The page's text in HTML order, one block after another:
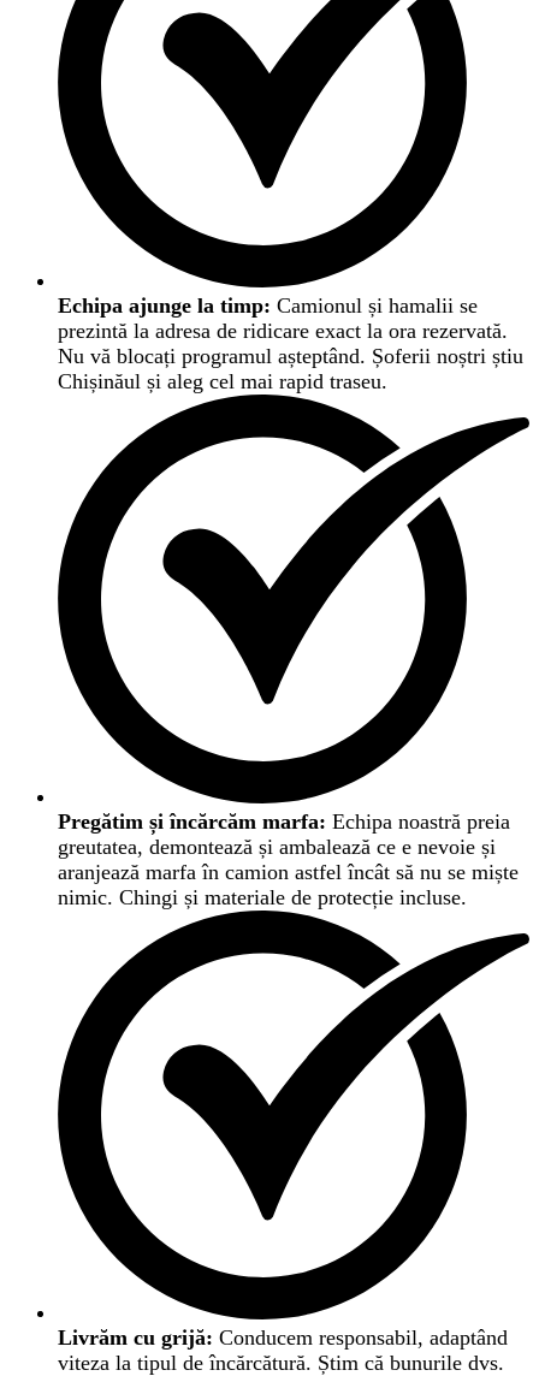
Echipa ajunge la timp: Camionul și hamalii se
prezintă la adresa de ridicare exact la ora rezervată.
Nu vă blocați programul așteptând. Șoferii noștri știu
Chișinăul și aleg cel mai rapid traseu.
Pregătim și încărcăm marfa: Echipa noastră preia
greutatea, demontează și ambalează ce e nevoie și
aranjează marfa în camion astfel încât să nu se miște
nimic. Chingi și materiale de protecție incluse.
Livrăm cu grijă: Conducem responsabil, adaptând
viteza la tipul de încărcătură. Știm că bunurile dvs.